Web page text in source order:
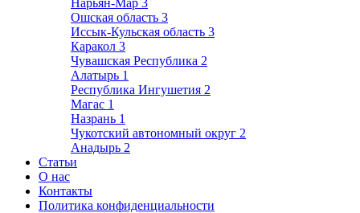
Нарьян-Мар 3
Ошская область 3
Иссык-Кульская область 3
Каракол 3
Чувашская Республика 2
Алатырь 1
Республика Ингушетия 2
Магас 1
Назрань 1
Чукотский автономный округ 2
Анадырь 2
Статьи
О нас
Контакты
Политика конфиденциальности